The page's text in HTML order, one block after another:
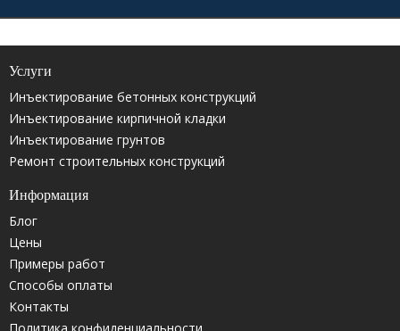
Услуги
Инъектирование бетонных конструкций
Инъектирование кирпичной кладки
Инъектирование грунтов
Ремонт строительных конструкций
Информация
Блог
Цены
Примеры работ
Способы оплаты
Контакты